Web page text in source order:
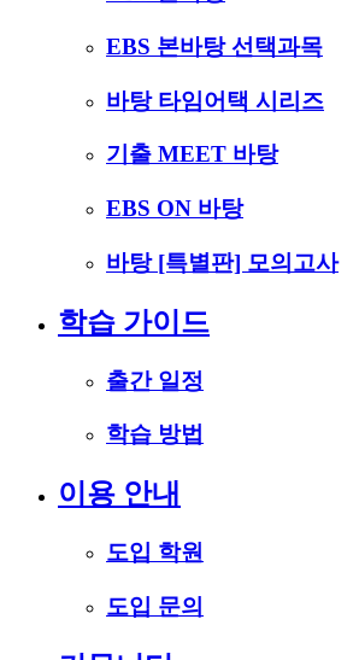
EBS 본바탕 선택과목
바탕 타임어택 시리즈
기출 MEET 바탕
EBS ON 바탕
바탕 [특별판] 모의고사
학습 가이드
출간 일정
학습 방법
이용 안내
도입 학원
도입 문의